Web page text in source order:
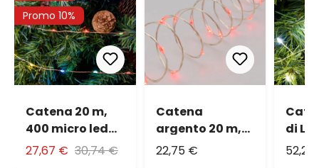
Promo 10%
Catena 20 m,
400 micro led
RGB Multiflash
27,67 € 30,74 €
Catena
argento 20 m,
400 microled
22,75 €
di
1000